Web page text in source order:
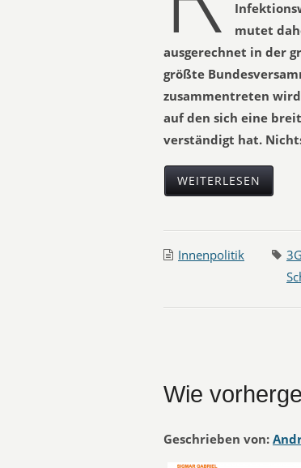
mutet
ausgerechnet in der
größte
zusammentreten
auf den sich eine
verständigt hat.
WEITERLESEN
Innenpolitik
Wie
Geschrieben von: